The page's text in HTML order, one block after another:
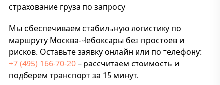
страхование груза по запросу
Мы обеспечиваем стабильную логистику по
маршруту Москва-Чебоксары без простоев и
рисков. Оставьте заявку онлайн или по телефону:
+7 (495) 166-70-20– рассчитаем стоимость и
подберем транспорт за 15 минут.